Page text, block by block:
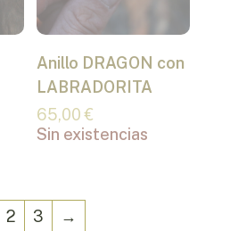
Anillo DRAGON con
LABRADORITA
65,00€
Sin existencias
2 3 →